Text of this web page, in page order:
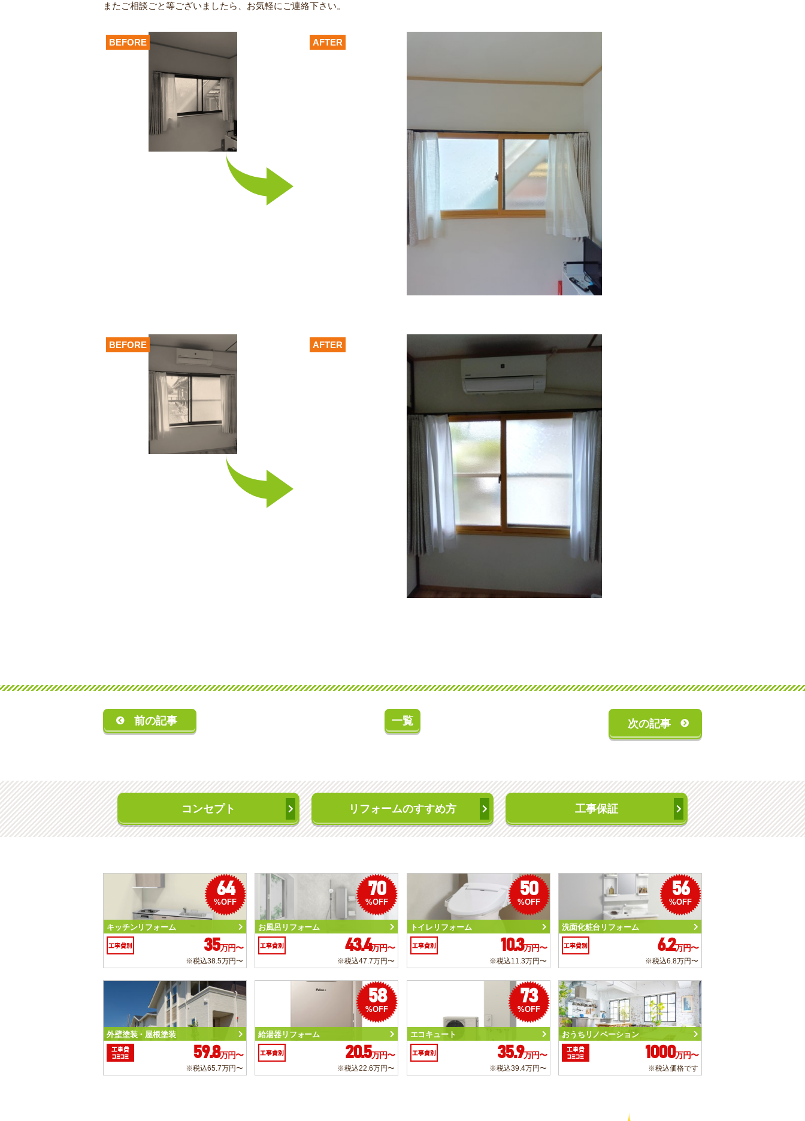
またご相談ごと等ございましたら、お気軽にご連絡下さい。
AFTER
BEFORE
AFTER
BEFORE
前の記事 一覧 次の記事
コンセプト リフォームのすすめ方 工事保証
64
%OFF
キッチンリフォーム
工事費別 35万円〜
※税込38.5万円〜
70
%OFF
お風呂リフォーム
工事費別 43.4万円〜
※税込47.7万円〜
50
%OFF
トイレリフォーム
工事費別 10.3万円〜
※税込11.3万円〜
56
%OFF
洗面化粧台リフォーム
工事費別 6.2万円〜
※税込6.8万円〜
外壁塗装・屋根塗装
工事費
コミコミ
59.8万円〜
※税込65.7万円〜
58
%OFF
給湯器リフォーム
工事費別 20.5万円〜
※税込22.6万円〜
73
%OFF
エコキュート
工事費別 35.9万円〜
※税込39.4万円〜
おうちリノベーション
工事費
コミコミ
1000万円〜
※税込価格です